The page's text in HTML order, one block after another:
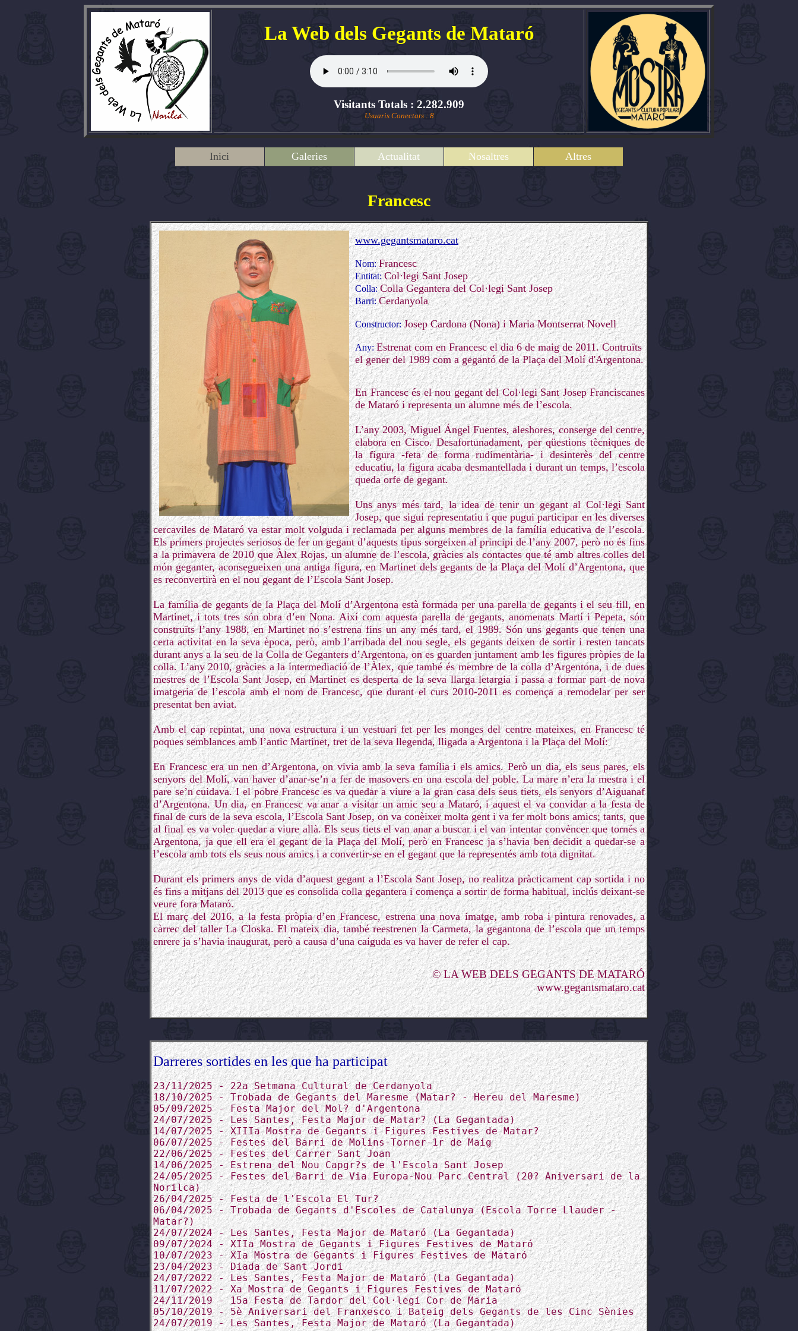
La Web dels Gegants de Mataró
Visitants Totals : 2.282.909
Usuaris Conectats : 8
Inici Galeries Actualitat Nosaltres Altres
Francesc
www.gegantsmataro.cat
Nom:Francesc
Entitat:Col·legi Sant Josep
Colla:Colla Gegantera del Col·legi Sant Josep
Barri:Cerdanyola
Constructor:Josep Cardona (Nona) i Maria Montserrat Novell
Any:Estrenat com en Francesc el dia 6 de maig de 2011. Contruïts
el gener del 1989 com a gegantó de la Plaça del Molí d'Argentona.
En Francesc és el nou gegant del Col·legi Sant Josep Franciscanes
de Mataró i representa un alumne més de l’escola.
L’any 2003, Miguel Ángel Fuentes, aleshores, conserge del centre,
elabora en Cisco. Desafortunadament, per qüestions tècniques de
la figura -feta de forma rudimentària- i desinterès del centre
educatiu, la figura acaba desmantellada i durant un temps, l’escola
queda orfe de gegant.
Uns anys més tard, la idea de tenir un gegant al Col·legi Sant
Josep, que sigui representatiu i que pugui participar en les diverses
cercaviles de Mataró va estar molt volguda i reclamada per alguns membres de la família educativa de l’escola.
Els primers projectes seriosos de fer un gegant d’aquests tipus sorgeixen al principi de l’any 2007, però no és fins
a la primavera de 2010 que Àlex Rojas, un alumne de l’escola, gràcies als contactes que té amb altres colles del
món geganter, aconsegueixen una antiga figura, en Martinet dels gegants de la Plaça del Molí d’Argentona, que
es reconvertirà en el nou gegant de l’Escola Sant Josep.
La família de gegants de la Plaça del Molí d’Argentona està formada per una parella de gegants i el seu fill, en
Martinet, i tots tres són obra d’en Nona. Així com aquesta parella de gegants, anomenats Martí i Pepeta, són
construïts l’any 1988, en Martinet no s’estrena fins un any més tard, el 1989. Són uns gegants que tenen una
certa activitat en la seva època, però, amb l’arribada del nou segle, els gegants deixen de sortir i resten tancats
durant anys a la seu de la Colla de Geganters d’Argentona, on es guarden juntament amb les figures pròpies de la
colla. L’any 2010, gràcies a la intermediació de l’Àlex, que també és membre de la colla d’Argentona, i de dues
mestres de l’Escola Sant Josep, en Martinet es desperta de la seva llarga letargia i passa a formar part de nova
imatgeria de l’escola amb el nom de Francesc, que durant el curs 2010-2011 es comença a remodelar per ser
presentat ben aviat.
Amb el cap repintat, una nova estructura i un vestuari fet per les monges del centre mateixes, en Francesc té
poques semblances amb l’antic Martinet, tret de la seva llegenda, lligada a Argentona i la Plaça del Molí:
En Francesc era un nen d’Argentona, on vivia amb la seva família i els amics. Però un dia, els seus pares, els
senyors del Molí, van haver d’anar-se’n a fer de masovers en una escola del poble. La mare n’era la mestra i el
pare se’n cuidava. I el pobre Francesc es va quedar a viure a la gran casa dels seus tiets, els senyors d’Aiguanaf
d’Argentona. Un dia, en Francesc va anar a visitar un amic seu a Mataró, i aquest el va convidar a la festa de
final de curs de la seva escola, l’Escola Sant Josep, on va conèixer molta gent i va fer molt bons amics; tants, que
al final es va voler quedar a viure allà. Els seus tiets el van anar a buscar i el van intentar convèncer que tornés a
Argentona, ja que ell era el gegant de la Plaça del Molí, però en Francesc ja s’havia ben decidit a quedar-se a
l’escola amb tots els seus nous amics i a convertir-se en el gegant que la representés amb tota dignitat.
Durant els primers anys de vida d’aquest gegant a l’Escola Sant Josep, no realitza pràcticament cap sortida i no
és fins a mitjans del 2013 que es consolida colla gegantera i comença a sortir de forma habitual, inclús deixant-se
veure fora Mataró.
El març del 2016, a la festa pròpia d’en Francesc, estrena una nova imatge, amb roba i pintura renovades, a
càrrec del taller La Closka. El mateix dia, també reestrenen la Carmeta, la gegantona de l’escola que un temps
enrere ja s’havia inaugurat, però a causa d’una caiguda es va haver de refer el cap.
© LA WEB DELS GEGANTS DE MATARÓ
www.gegantsmataro.cat
Darreres sortides en les que ha participat
23/11/2025 - 22a Setmana Cultural de Cerdanyola
18/10/2025 - Trobada de Gegants del Maresme (Matar? - Hereu del Maresme)
05/09/2025 - Festa Major del Mol? d'Argentona
24/07/2025 - Les Santes, Festa Major de Matar? (La Gegantada)
14/07/2025 - XIIIa Mostra de Gegants i Figures Festives de Matar?
06/07/2025 - Festes del Barri de Molins-Torner-1r de Maig
22/06/2025 - Festes del Carrer Sant Joan
14/06/2025 - Estrena del Nou Capgr?s de l'Escola Sant Josep
24/05/2025 - Festes del Barri de Via Europa-Nou Parc Central (20? Aniversari de la
Norilca)
26/04/2025 - Festa de l'Escola El Tur?
06/04/2025 - Trobada de Gegants d'Escoles de Catalunya (Escola Torre Llauder -
Matar?)
24/07/2024 - Les Santes, Festa Major de Mataró (La Gegantada)
09/07/2024 - XIIa Mostra de Gegants i Figures Festives de Mataró
10/07/2023 - XIa Mostra de Gegants i Figures Festives de Mataró
23/04/2023 - Diada de Sant Jordi
24/07/2022 - Les Santes, Festa Major de Mataró (La Gegantada)
11/07/2022 - Xa Mostra de Gegants i Figures Festives de Mataró
24/11/2019 - 15a Festa de Tardor del Col·legi Cor de Maria
05/10/2019 - 5è Aniversari del Franxesco i Bateig dels Gegants de les Cinc Sènies
24/07/2019 - Les Santes, Festa Major de Mataró (La Gegantada)